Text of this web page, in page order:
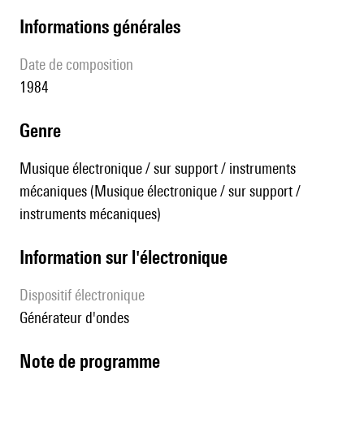
informations générales
date de composition
1984
genre
Musique électronique / sur support / instruments
mécaniques (Musique électronique / sur support /
instruments mécaniques)
Information sur l'électronique
Dispositif électronique
générateur d'ondes
Note de programme